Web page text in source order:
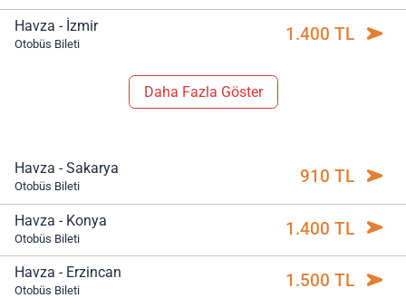
Havza - İzmir
Otobüs Bileti 1.400 TL
Daha Fazla Göster
Havza - Sakarya
Otobüs Bileti 910 TL
Havza - Konya
Otobüs Bileti 1.400 TL
Havza - Erzincan
Otobüs Bileti 1.500 TL